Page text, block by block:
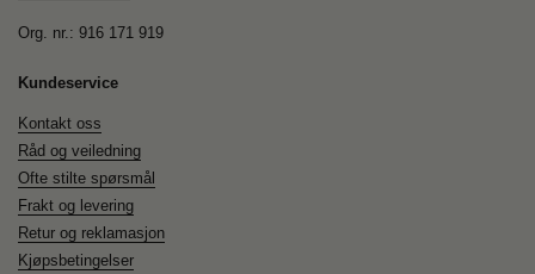
Org. nr.: 916 171 919
Kundeservice
Kontakt oss
Råd og veiledning
Ofte stilte spørsmål
Frakt og levering
Retur og reklamasjon
Kjøpsbetingelser